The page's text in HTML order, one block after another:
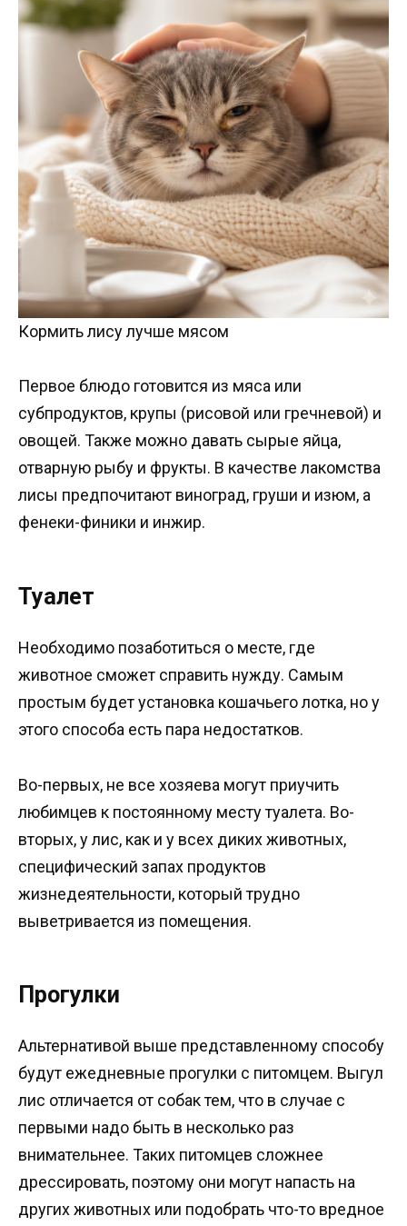
Кормить лису лучше мясом
Первое блюдо готовится из мяса или
субпродуктов, крупы (рисовой или гречневой) и
овощей. Также можно давать сырые яйца,
отварную рыбу и фрукты. В качестве лакомства
лисы предпочитают виноград, груши и изюм, а
фенеки-финики и инжир.
Туалет
Необходимо позаботиться о месте, где
животное сможет справить нужду. Самым
простым будет установка кошачьего лотка, но у
этого способа есть пара недостатков.
Во-первых, не все хозяева могут приучить
любимцев к постоянному месту туалета. Во-
вторых, у лис, как и у всех диких животных,
специфический запах продуктов
жизнедеятельности, который трудно
выветривается из помещения.
Прогулки
Альтернативой выше представленному способу
будут ежедневные прогулки с питомцем. Выгул
лис отличается от собак тем, что в случае с
первыми надо быть в несколько раз
внимательнее. Таких питомцев сложнее
дрессировать, поэтому они могут напасть на
других животных или подобрать что-то вредное